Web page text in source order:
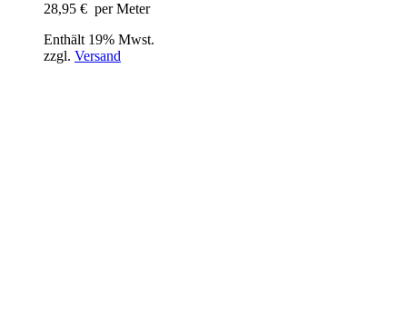
28,95 € per Meter
Enthält 19% Mwst.
zzgl. Versand